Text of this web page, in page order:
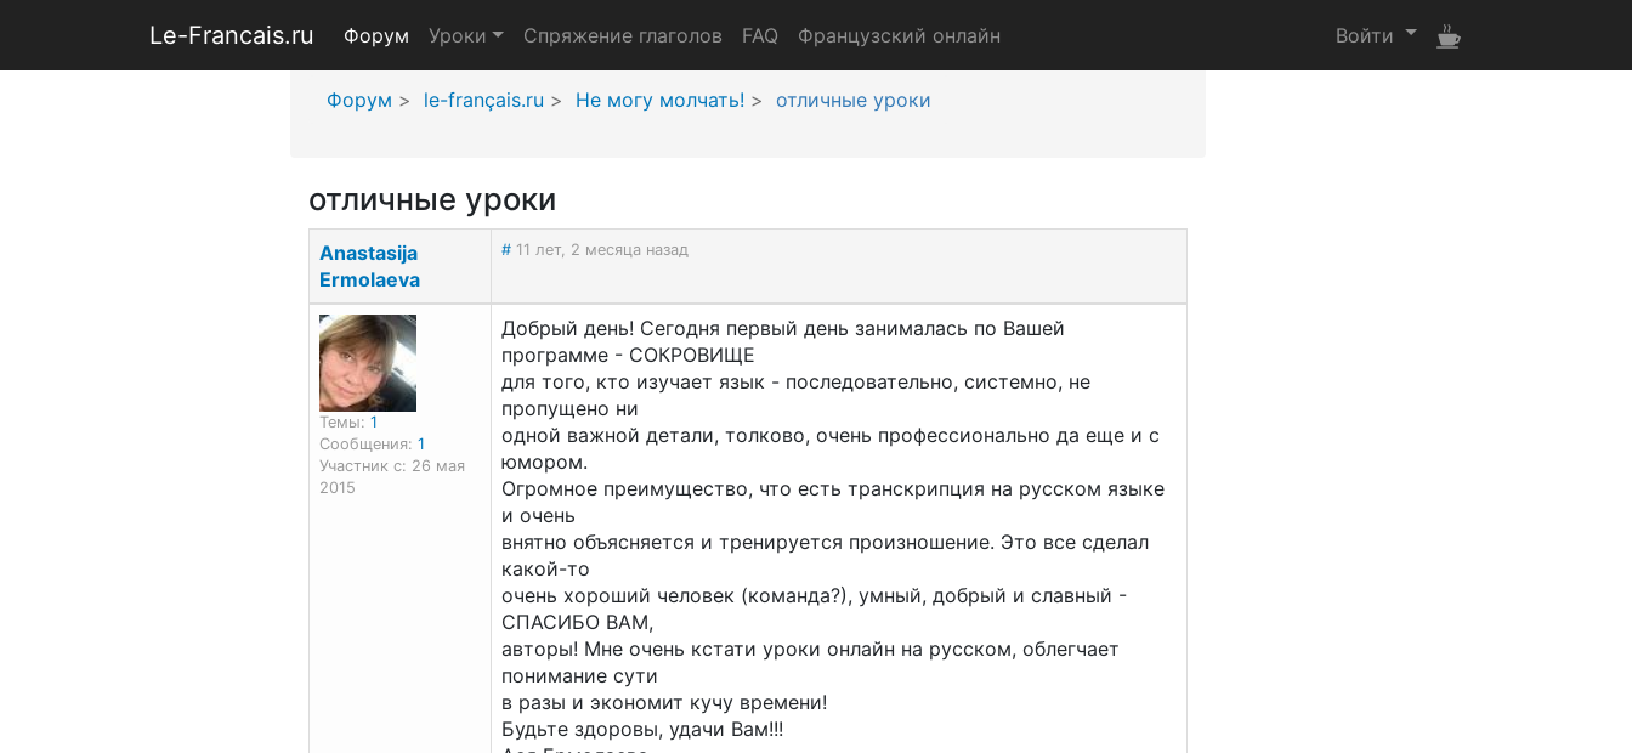
Le-Francais.ru Войти
Форум Уроки Спряжение глаголов FAQ Французский онлайн
Форум le-français.ru Не могу молчать! отличные уроки
отличные уроки
Anastasija
Ermolaeva
# 11 лет, 2 месяца назад
Темы: 1
Сообщения: 1
Участник с: 26 мая
2015
Добрый день! Сегодня первый день занималась по Вашей
программе - СОКРОВИЩЕ
для того, кто изучает язык - последовательно, системно, не
пропущено ни
одной важной детали, толково, очень профессионально да еще и с
юмором.
Огромное преимущество, что есть транскрипция на русском языке
и очень
внятно объясняется и тренируется произношение. Это все сделал
какой-то
очень хороший человек (команда?), умный, добрый и славный -
СПАСИБО ВАМ,
авторы! Мне очень кстати уроки онлайн на русском, облегчает
понимание сути
в разы и экономит кучу времени!
Будьте здоровы, удачи Вам!!!